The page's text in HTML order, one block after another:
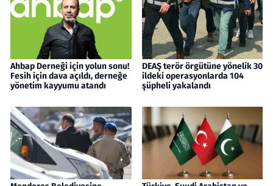
Ahbap Derneği için yolun sonu!
Fesih için dava açıldı, derneğe
yönetim kayyumu atandı
DEAŞ terör örgütüne yönelik 30
ildeki operasyonlarda 104
şüpheli yakalandı